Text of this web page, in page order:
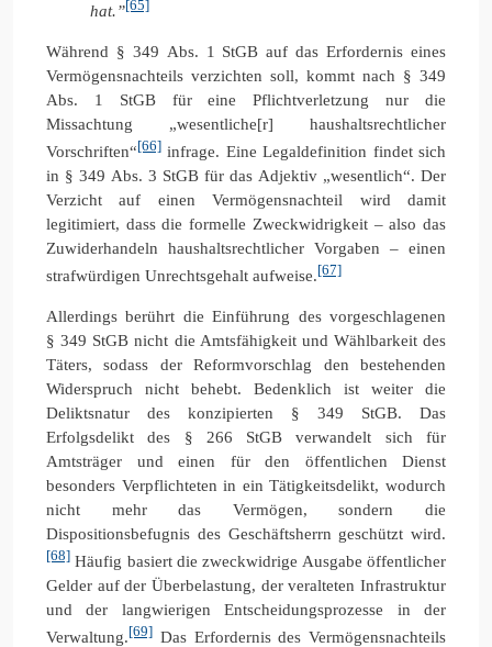
hat.”[65]
Während § 349 Abs. 1 StGB auf das Erfordernis eines
Vermögensnachteils verzichten soll, kommt nach § 349
Abs. 1 StGB für eine Pflichtverletzung nur die
Missachtung „wesentliche[r] haushaltsrechtlicher
Vorschriften“[66] infrage. Eine Legaldefinition findet sich
in § 349 Abs. 3 StGB für das Adjektiv „wesentlich“. Der
Verzicht auf einen Vermögensnachteil wird damit
legitimiert, dass die formelle Zweckwidrigkeit – also das
Zuwiderhandeln haushaltsrechtlicher Vorgaben – einen
strafwürdigen Unrechtsgehalt aufweise.[67]
Allerdings berührt die Einführung des vorgeschlagenen
§ 349 StGB nicht die Amtsfähigkeit und Wählbarkeit des
Täters, sodass der Reformvorschlag den bestehenden
Widerspruch nicht behebt. Bedenklich ist weiter die
Deliktsnatur des konzipierten § 349 StGB. Das
Erfolgsdelikt des § 266 StGB verwandelt sich für
Amtsträger und einen für den öffentlichen Dienst
besonders Verpflichteten in ein Tätigkeitsdelikt, wodurch
nicht mehr das Vermögen, sondern die
Dispositionsbefugnis des Geschäftsherrn geschützt wird.
[68] Häufig basiert die zweckwidrige Ausgabe öffentlicher
Gelder auf der Überbelastung, der veralteten Infrastruktur
und der langwierigen Entscheidungsprozesse in der
Verwaltung.[69] Das Erfordernis des Vermögensnachteils